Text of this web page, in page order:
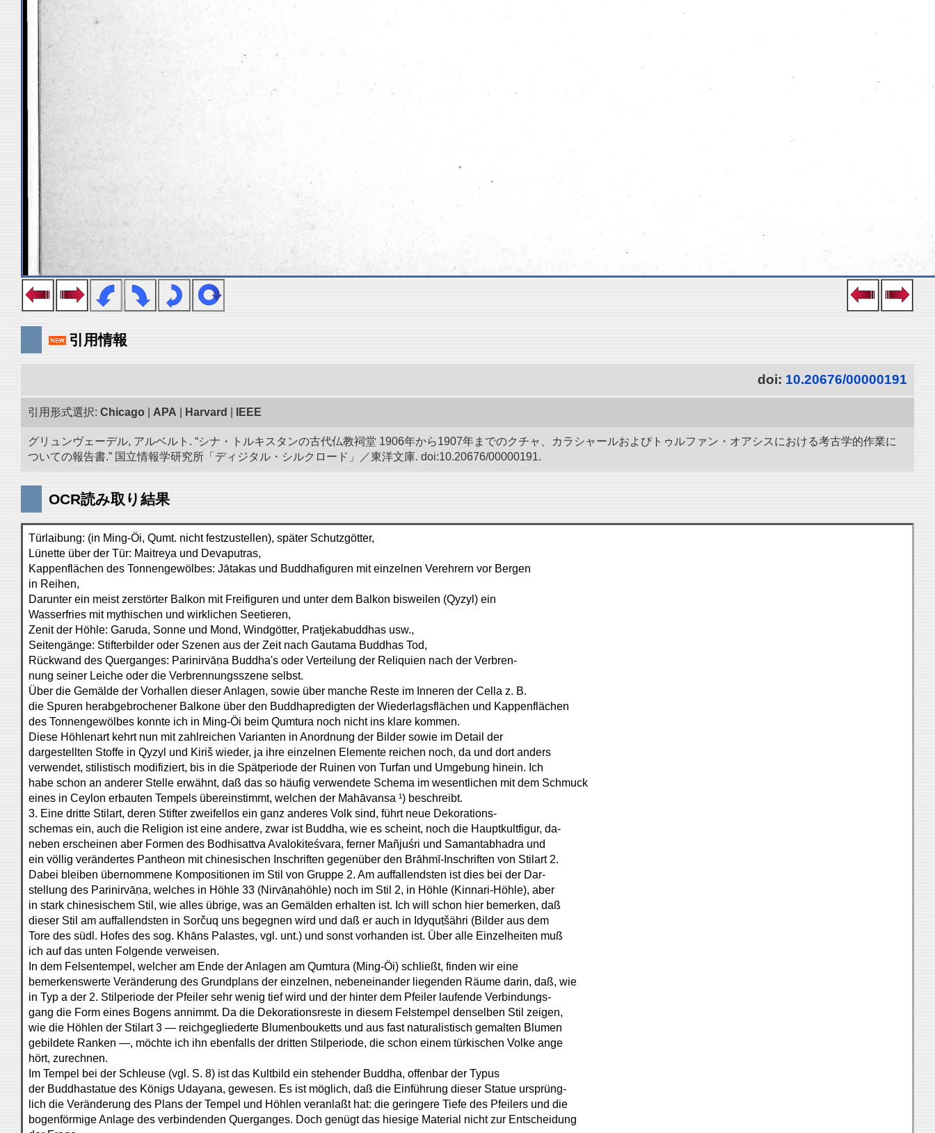
引用情報
doi: 10.20676/00000191
引用形式選択: Chicago APA Harvard IEEE
グリュンヴェーデル, アルベルト. “シナ・トルキスタンの古代仏教祠堂 1906年から1907年までのクチャ、カラシャールおよびトゥルファン・オアシスにおける考古学的作業に
ついての報告書.” 国立情報学研究所「ディジタル・シルクロード」／東洋文庫. doi:10.20676/00000191.
OCR読み取り結果
Türlaibung: (in Ming-Öi, Qumt. nicht festzustellen), später Schutzgötter,
Lünette über der Tür: Maitreya und Devaputras,
Kappenflächen des Tonnengewölbes: Jātakas und Buddhafiguren mit einzelnen Verehrern vor Bergen
in Reihen,
Darunter ein meist zerstörter Balkon mit Freifiguren und unter dem Balkon bisweilen (Qyzyl) ein
Wasserfries mit mythischen und wirklichen Seetieren,
Zenit der Höhle: Garuda, Sonne und Mond, Windgötter, Pratjekabuddhas usw.,
Seitengänge: Stifterbilder oder Szenen aus der Zeit nach Gautama Buddhas Tod,
Rückwand des Querganges: Parinirvāṇa Buddha's oder Verteilung der Reliquien nach der Verbren-
nung seiner Leiche oder die Verbrennungsszene selbst.
Über die Gemälde der Vorhallen dieser Anlagen, sowie über manche Reste im Inneren der Cella z. B.
die Spuren herabgebrochener Balkone über den Buddhapredigten der Wiederlagsflächen und Kappenflächen
des Tonnengewölbes konnte ich in Ming-Öi beim Qumtura noch nicht ins klare kommen.
Diese Höhlenart kehrt nun mit zahlreichen Varianten in Anordnung der Bilder sowie im Detail der
dargestellten Stoffe in Qyzyl und Kiriš wieder, ja ihre einzelnen Elemente reichen noch, da und dort anders
verwendet, stilistisch modifiziert, bis in die Spätperiode der Ruinen von Turfan und Umgebung hinein. Ich
habe schon an anderer Stelle erwähnt, daß das so häufig verwendete Schema im wesentlichen mit dem Schmuck
eines in Ceylon erbauten Tempels übereinstimmt, welchen der Mahāvansa ¹) beschreibt.
3. Eine dritte Stilart, deren Stifter zweifellos ein ganz anderes Volk sind, führt neue Dekorations-
schemas ein, auch die Religion ist eine andere, zwar ist Buddha, wie es scheint, noch die Hauptkultfigur, da-
neben erscheinen aber Formen des Bodhisattva Avalokiteśvara, ferner Mañjuśri und Samantabhadra und
ein völlig verändertes Pantheon mit chinesischen Inschriften gegenüber den Brāhmī-Inschriften von Stilart 2.
Dabei bleiben übernommene Kompositionen im Stil von Gruppe 2. Am auffallendsten ist dies bei der Dar-
stellung des Parinirvāṇa, welches in Höhle 33 (Nirvāṇahöhle) noch im Stil 2, in Höhle (Kinnari-Höhle), aber
in stark chinesischem Stil, wie alles übrige, was an Gemälden erhalten ist. Ich will schon hier bemerken, daß
dieser Stil am auffallendsten in Sorčuq uns begegnen wird und daß er auch in Idyquṭšähri (Bilder aus dem
Tore des südl. Hofes des sog. Khāns Palastes, vgl. unt.) und sonst vorhanden ist. Über alle Einzelheiten muß
ich auf das unten Folgende verweisen.
In dem Felsentempel, welcher am Ende der Anlagen am Qumtura (Ming-Öi) schließt, finden wir eine
bemerkenswerte Veränderung des Grundplans der einzelnen, nebeneinander liegenden Räume darin, daß, wie
in Typ a der 2. Stilperiode der Pfeiler sehr wenig tief wird und der hinter dem Pfeiler laufende Verbindungs-
gang die Form eines Bogens annimmt. Da die Dekorationsreste in diesem Felstempel denselben Stil zeigen,
wie die Höhlen der Stilart 3 — reichgegliederte Blumenbouketts und aus fast naturalistisch gemalten Blumen
gebildete Ranken —, möchte ich ihn ebenfalls der dritten Stilperiode, die schon einem türkischen Volke ange
hört, zurechnen.
Im Tempel bei der Schleuse (vgl. S. 8) ist das Kultbild ein stehender Buddha, offenbar der Typus
der Buddhastatue des Königs Udayana, gewesen. Es ist möglich, daß die Einführung dieser Statue ursprüng-
lich die Veränderung des Plans der Tempel und Höhlen veranlaßt hat: die geringere Tiefe des Pfeilers und die
bogenförmige Anlage des verbindenden Querganges. Doch genügt das hiesige Material nicht zur Entscheidung